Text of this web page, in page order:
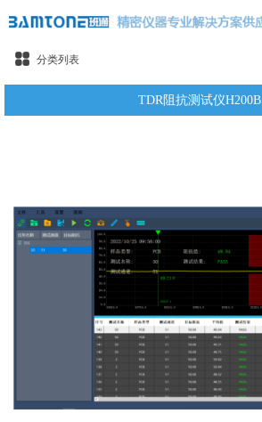
分类列表
TDR阻抗测试仪H200B